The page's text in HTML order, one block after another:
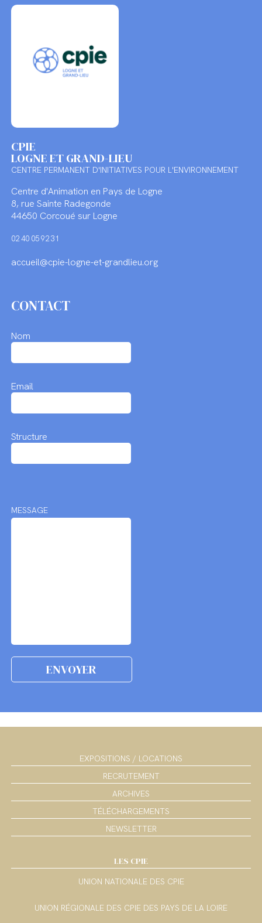
CPIE
LOGNE ET GRAND-LIEU
CENTRE PERMANENT D'INITIATIVES POUR L'ENVIRONNEMENT
Centre d'Animation en Pays de Logne
8, rue Sainte Radegonde
44650 Corcoué sur Logne
02 40 05 92 31
accueil@cpie-logne-et-grandlieu.org
CONTACT
Nom
Email
Structure
MESSAGE
EXPOSITIONS / LOCATIONS
RECRUTEMENT
ARCHIVES
TÉLÉCHARGEMENTS
NEWSLETTER
LES CPIE
UNION NATIONALE DES CPIE
UNION RÉGIONALE DES CPIE DES PAYS DE LA LOIRE